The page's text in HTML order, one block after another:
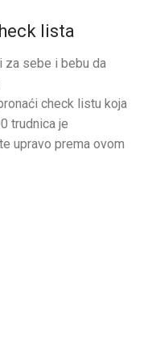
lista
za sebe i bebu da
check listu koja
trudnica je
upravo prema ovom